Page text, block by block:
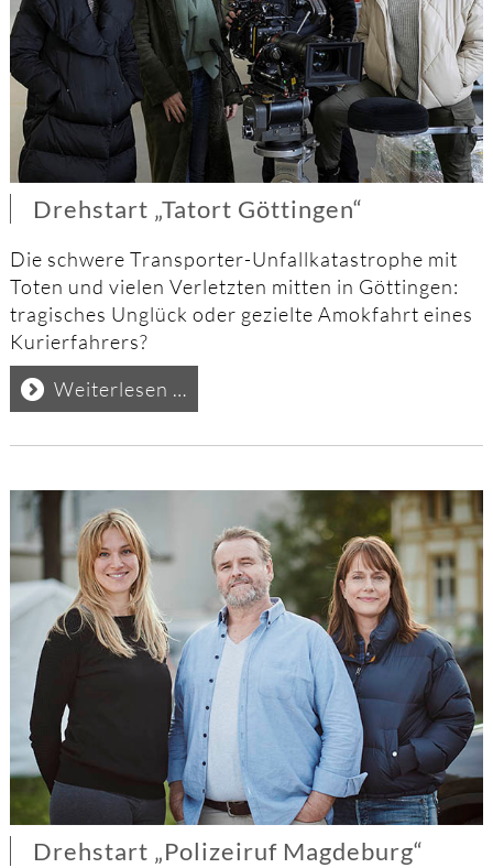
Drehstart „Tatort Göttingen“
Die schwere Transporter-Unfallkatastrophe mit
Toten und vielen Verletzten mitten in Göttingen:
tragisches Unglück oder gezielte Amokfahrt eines
Kurierfahrers?
Weiterlesen …
„Tatort
Göttingen“
Drehstart „Polizeiruf Magdeburg“